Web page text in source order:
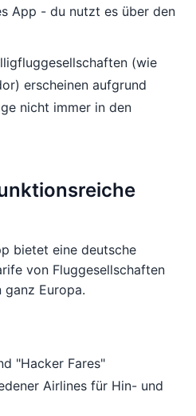
App - du nutzt es über den
(wie
erscheinen aufgrund
nicht immer in den
bietet eine deutsche
von Fluggesellschaften
ganz Europa.
"Hacker Fares"
Airlines für Hin- und